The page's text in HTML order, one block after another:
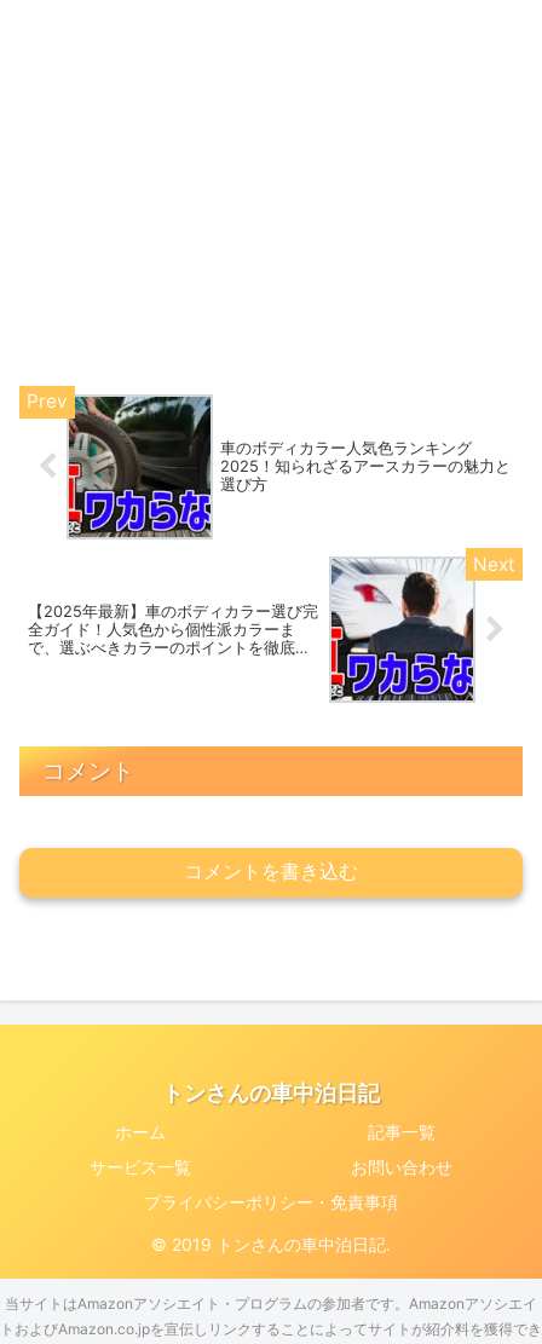
車のボディカラー人気色ランキング
2025！知られざるアースカラーの魅力と
選び方
【2025年最新】車のボディカラー選び完
全ガイド！人気色から個性派カラーま
で、選ぶべきカラーのポイントを徹底解
コメント
コメントを書き込む
トンさんの車中泊日記
ホーム
記事一覧
サービス一覧
お問い合わせ
プライバシーポリシー・免責事項
© 2019 トンさんの車中泊日記.
当サイトはAmazonアソシエイト・プログラムの参加者です。Amazonアソシエイ
トおよびAmazon.co.jpを宣伝しリンクすることによってサイトが紹介料を獲得でき